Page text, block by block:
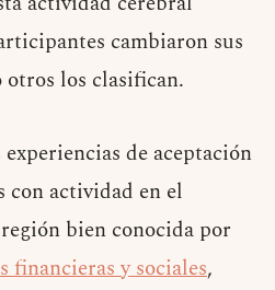
cambiaron sus
otros los clasifican.
de aceptación
con actividad en el
bien conocida por
financieras y sociales,